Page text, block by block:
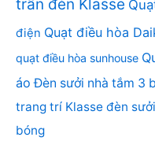
trần đèn Klasse
điện Quạt điều hòa
quạt điều hòa sunhouse
áo Đèn sưởi nhà tắm 3
trang trí Klasse đèn
bóng